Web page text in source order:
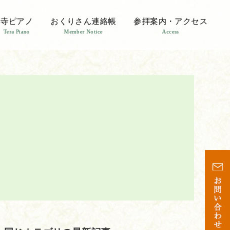
寺ピアノ
Tera Piano
おくりさん連絡帳
Member Notice
参拝案内・アクセス
Access